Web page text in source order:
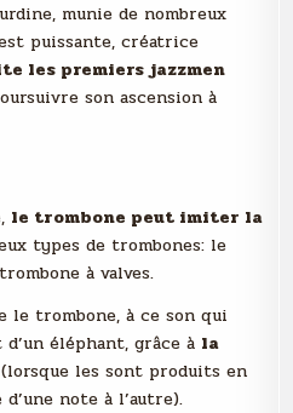
munie de nombreux
puissante, créatrice
les premiers jazzmen
son ascension à
le trombone peut imiter la
types de trombones: le
à valves.
trombone, à ce son qui
éléphant, grâce à la
(lorsque les sont produits en
note à l’autre).